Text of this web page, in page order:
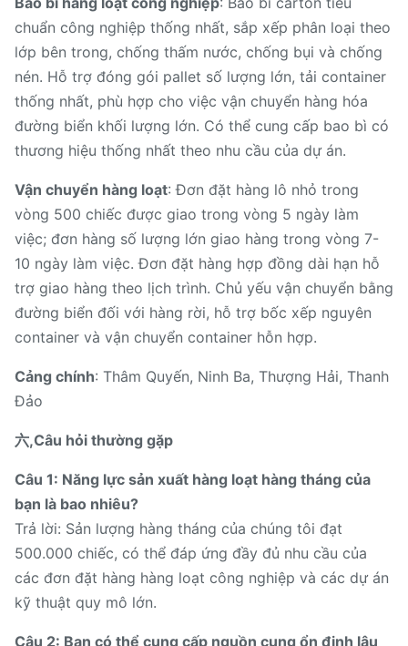
chuẩn công nghiệp thống nhất, sắp xếp phân loại theo
lớp bên trong, chống thấm nước, chống bụi và chống
nén. Hỗ trợ đóng gói pallet số lượng lớn, tải container
thống nhất, phù hợp cho việc vận chuyển hàng hóa
đường biển khối lượng lớn. Có thể cung cấp bao bì có
thương hiệu thống nhất theo nhu cầu của dự án.
Vận chuyển hàng loạt: Đơn đặt hàng lô nhỏ trong
vòng 500 chiếc được giao trong vòng 5 ngày làm
việc; đơn hàng số lượng lớn giao hàng trong vòng 7-
10 ngày làm việc. Đơn đặt hàng hợp đồng dài hạn hỗ
trợ giao hàng theo lịch trình. Chủ yếu vận chuyển bằng
đường biển đối với hàng rời, hỗ trợ bốc xếp nguyên
container và vận chuyển container hỗn hợp.
Cảng chính: Thâm Quyến, Ninh Ba, Thượng Hải, Thanh
Đảo
六,Câu hỏi thường gặp
Câu 1: Năng lực sản xuất hàng loạt hàng tháng của
bạn là bao nhiêu?
Trả lời: Sản lượng hàng tháng của chúng tôi đạt
500.000 chiếc, có thể đáp ứng đầy đủ nhu cầu của
các đơn đặt hàng hàng loạt công nghiệp và các dự án
kỹ thuật quy mô lớn.
Câu 2: Bạn có thể cung cấp nguồn cung ổn định lâu